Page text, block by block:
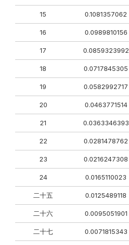
15 0.1081357062
16 0.0989810156
17 0.0859323992
18 0.0717845305
19 0.0582992717
20 0.0463771514
21 0.0363346393
22 0.0281478762
23 0.0216247308
24 0.0165110023
二十五 0.0125489118
二十六 0.0095051901
二十七 0.0071815343